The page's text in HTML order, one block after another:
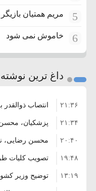
5 مریم همتیان
6 خاموش نمی شود
داغ ترین نوشته
انتصاب
انقلاب
۲۱:۳۶
پزشکیان، محسن
عالی امنیت
۲۱:۳۴
محسن رضایی،
امنیت ملی شد
۲۰:۴۰
تصویب کلیات
ملی
۱۹:۴۸
توضیح وزیر ۱۳:۱۹